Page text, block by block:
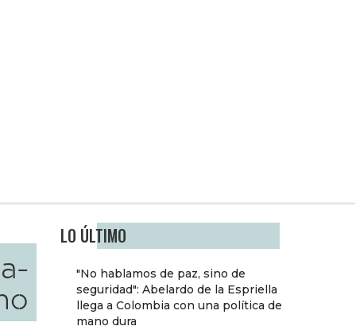
LO ÚLTIMO
"No hablamos de paz, sino de
seguridad": Abelardo de la Espriella
llega a Colombia con una política de
mano dura